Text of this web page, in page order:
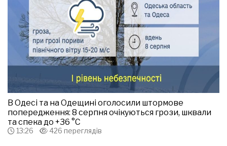
В Одесі та на Одещині оголосили штормове
попередження: 8 серпня очікуються грози, шквали
та спека до +36 °С
13:26 426 переглядів